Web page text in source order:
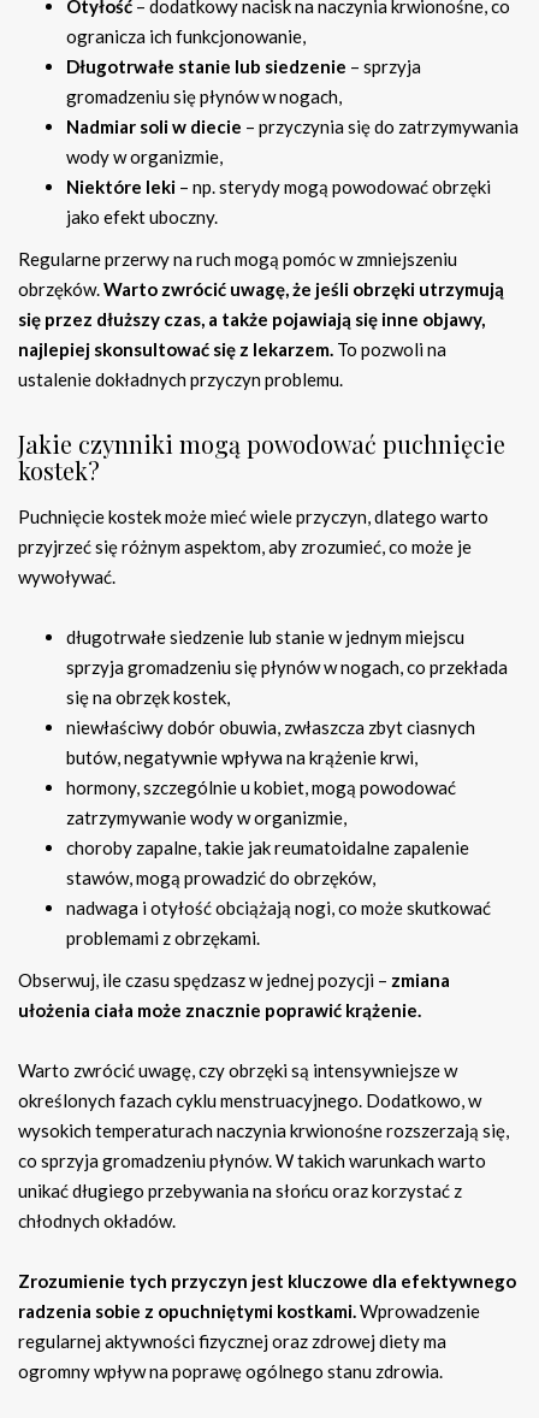
Otyłość – dodatkowy nacisk na naczynia krwionośne, co
ogranicza ich funkcjonowanie,
Długotrwałe stanie lub siedzenie – sprzyja
gromadzeniu się płynów w nogach,
Nadmiar soli w diecie – przyczynia się do zatrzymywania
wody w organizmie,
Niektóre leki – np. sterydy mogą powodować obrzęki
jako efekt uboczny.
Regularne przerwy na ruch mogą pomóc w zmniejszeniu
obrzęków.Warto zwrócić uwagę, że jeśli obrzęki utrzymują
się przez dłuższy czas, a także pojawiają się inne objawy,
najlepiej skonsultować się z lekarzem. To pozwoli na
ustalenie dokładnych przyczyn problemu.
Jakie czynniki mogą powodować puchnięcie
kostek?
Puchnięcie kostek może mieć wiele przyczyn, dlatego warto
przyjrzeć się różnym aspektom, aby zrozumieć, co może je
wywoływać.
długotrwałe siedzenie lub stanie w jednym miejscu
sprzyja gromadzeniu się płynów w nogach, co przekłada
się na obrzęk kostek,
niewłaściwy dobór obuwia, zwłaszcza zbyt ciasnych
butów, negatywnie wpływa na krążenie krwi,
hormony, szczególnie u kobiet, mogą powodować
zatrzymywanie wody w organizmie,
choroby zapalne, takie jak reumatoidalne zapalenie
stawów, mogą prowadzić do obrzęków,
nadwaga i otyłość obciążają nogi, co może skutkować
problemami z obrzękami.
Obserwuj, ile czasu spędzasz w jednej pozycji – zmiana
ułożenia ciała może znacznie poprawić krążenie.
Warto zwrócić uwagę, czy obrzęki są intensywniejsze w
określonych fazach cyklu menstruacyjnego. Dodatkowo, w
wysokich temperaturach naczynia krwionośne rozszerzają się,
co sprzyja gromadzeniu płynów. W takich warunkach warto
unikać długiego przebywania na słońcu oraz korzystać z
chłodnych okładów.
Zrozumienie tych przyczyn jest kluczowe dla efektywnego
radzenia sobie z opuchniętymi kostkami.Wprowadzenie
regularnej aktywności fizycznej oraz zdrowej diety ma
ogromny wpływ na poprawę ogólnego stanu zdrowia.